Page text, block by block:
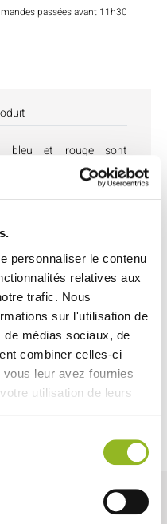
personnaliser le contenu
relatives aux
trafic. Nous
sur l'utilisation de
médias sociaux, de
combiner celles-ci
leur avez fournies
utilisation de leurs
passées avant 11h30
bleu et rouge sont
les jeux lors de fêtes et
gobelets sont conçus
pong plutôt que pour la
des heures de
ensemble est livré
de beer pong